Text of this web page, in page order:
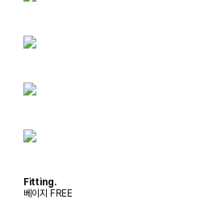
Fitting.
베이지 FREE